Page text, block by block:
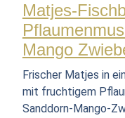
Matjes-
Mango
Frischer Matjes in
mit fruchtigem
Sanddorn-Mango-